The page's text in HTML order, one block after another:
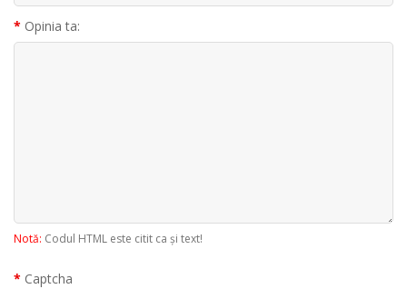
Opinia ta:
Notă: Codul HTML este citit ca şi text!
Captcha